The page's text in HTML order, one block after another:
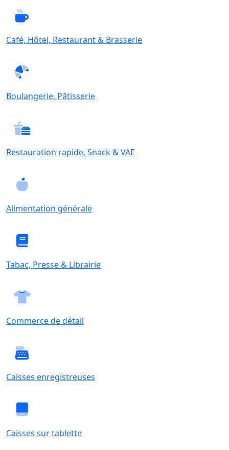
Café, Hôtel, Restaurant & Brasserie
Boulangerie, Pâtisserie
Restauration rapide, Snack & VAE
Alimentation générale
Tabac, Presse & Librairie
Commerce de détail
Caisses enregistreuses
Caisses sur tablette